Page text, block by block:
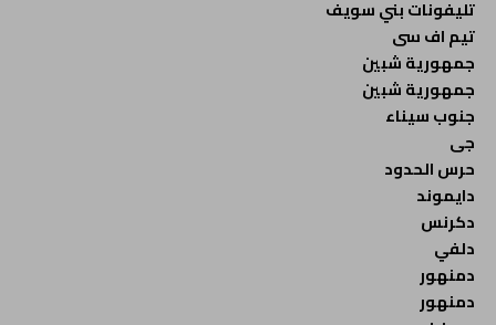
تليفونات بني سويف
تيم اف سى
جمهورية شبين
جمهورية شبين
جنوب سيناء
جى
حرس الحدود
دايموند
دكرنس
دلفي
دمنهور
دمنهور